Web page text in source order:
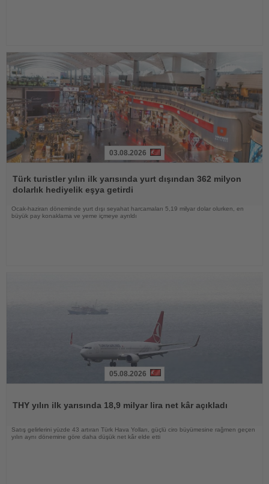
Oku
03.08.2026
Türk turistler yılın ilk yarısında yurt dışından 362 milyon
dolarlık hediyelik eşya getirdi
Ocak-haziran döneminde yurt dışı seyahat harcamaları 5,19 milyar dolar olurken, en
büyük pay konaklama ve yeme içmeye ayrıldı
05.08.2026
THY yılın ilk yarısında 18,9 milyar lira net kâr açıkladı
Satış gelirlerini yüzde 43 artıran Türk Hava Yolları, güçlü ciro büyümesine rağmen geçen
yılın aynı dönemine göre daha düşük net kâr elde etti